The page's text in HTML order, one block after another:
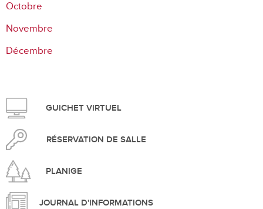
Octobre
Novembre
Décembre
GUICHET VIRTUEL
RÉSERVATION DE SALLE
PLANIGE
JOURNAL D'INFORMATIONS